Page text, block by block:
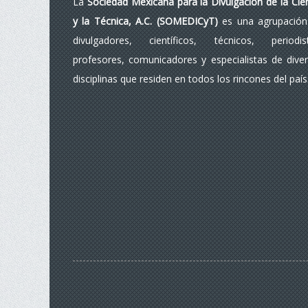
y la Técnica, A.C. (SOMEDICyT)es una
divulgadores, científicos, técnicos,
profesores, comunicadores y especialistas de
disciplinas que residen en todos los rincones del